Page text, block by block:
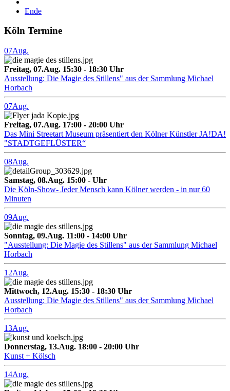
Ende
Köln Termine
07Aug.
Freitag, 07.Aug. 15:30 - 18:30 Uhr
Ausstellung: Die Magie des Stillens" aus der Sammlung Michael
Horbach
07Aug.
Freitag, 07.Aug. 17:00 - 20:00 Uhr
Das Mini Streetart Museum präsentiert den Kölner Künstler JA!DA!
"STADTGEFLÜSTER“
08Aug.
Samstag, 08.Aug. 15:00 - Uhr
Die Köln-Show- Jeder Mensch kann Kölner werden - in nur 60
Minuten
09Aug.
Sonntag, 09.Aug. 11:00 - 14:00 Uhr
"Ausstellung: Die Magie des Stillens" aus der Sammlung Michael
Horbach
12Aug.
Mittwoch, 12.Aug. 15:30 - 18:30 Uhr
Ausstellung: Die Magie des Stillens" aus der Sammlung Michael
Horbach
13Aug.
Donnerstag, 13.Aug. 18:00 - 20:00 Uhr
Kunst + Kölsch
14Aug.